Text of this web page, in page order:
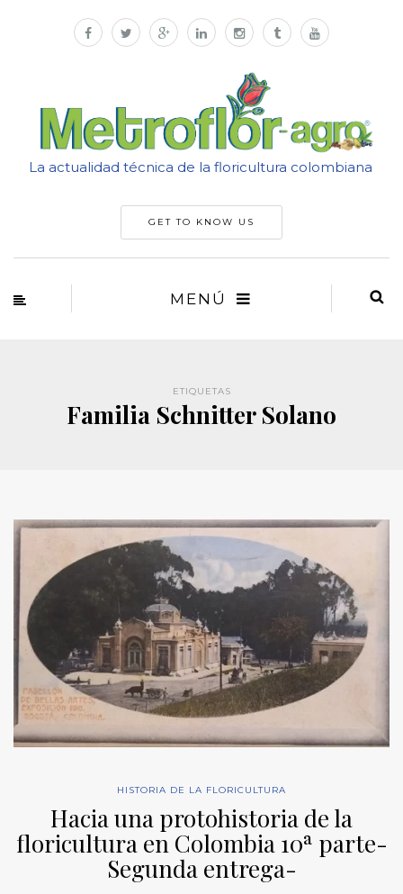
La actualidad técnica de la floricultura colombiana
GET TO KNOW US
MENÚ
ETIQUETAS
Familia Schnitter Solano
HISTORIA DE LA FLORICULTURA
Hacia una protohistoria de la
floricultura en Colombia 10ª parte-
Segunda entrega-